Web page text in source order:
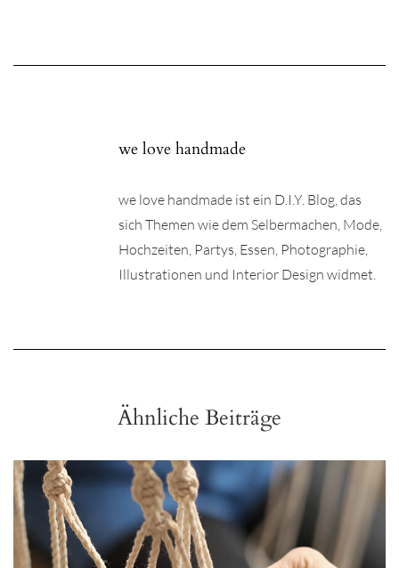
we love handmade
we love handmade ist ein D.I.Y. Blog, das
sich Themen wie dem Selbermachen, Mode,
Hochzeiten, Partys, Essen, Photographie,
Illustrationen und Interior Design widmet.
Ähnliche Beiträge